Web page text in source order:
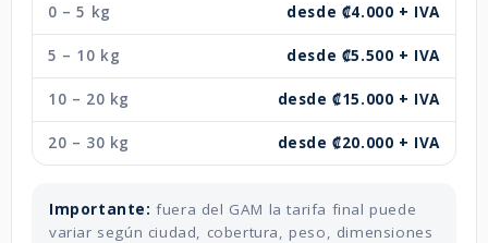
0 – 5 kg desde ₡4.000 + IVA
5 – 10 kg desde ₡5.500 + IVA
10 – 20 kg desde ₡15.000 + IVA
20 – 30 kg desde ₡20.000 + IVA
Importante: fuera del GAM la tarifa final puede
variar según ciudad, cobertura, peso, dimensiones